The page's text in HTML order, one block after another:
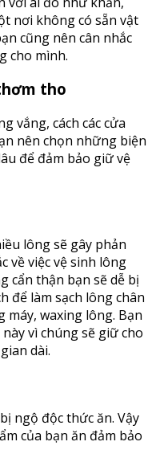
nơi không có sẵn vật
cũng nên cân nhắc
cho mình.
tho
vắng, cách các cửa
nên chọn những biện
để đảm bảo giữ vệ
lông sẽ gây phản
về việc vệ sinh lông
cẩn thận bạn sẽ dễ bị
để làm sạch lông chân
waxing lông. Bạn
vì chúng sẽ giữ cho
dài.
ngộ độc thức ăn. Vậy
của bạn ăn đảm bảo